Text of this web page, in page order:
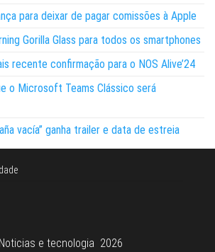
para deixar de pagar comissões à Apple
Gorilla Glass para todos os smartphones
recente confirmação para o NOS Alive’24
o Microsoft Teams Clássico será
vacía” ganha trailer e data de estreia
e tecnologia 2026